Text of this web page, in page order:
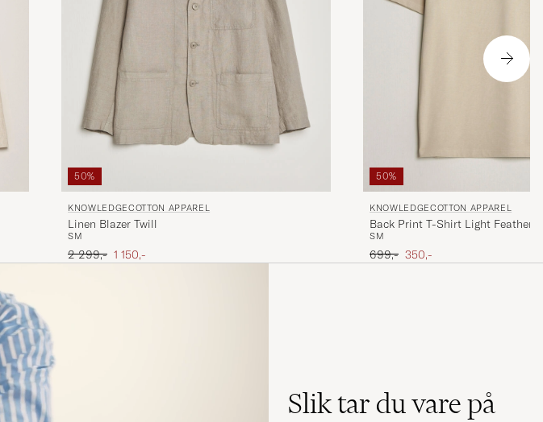
50%
KNOWLEDGECOTTON APPAREL
Linen Blazer Twill
SM
Ordinær pris
2 299,- Nedsatt pris
1 150,-
50%
KNOWLEDGECOTTON APPAREL
Back Print T-Shirt Light Feather
SM
Ordinær pris
699,- Nedsatt pris
350,-
Slik tar du vare på